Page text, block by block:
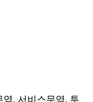
, 서비스무역, 투